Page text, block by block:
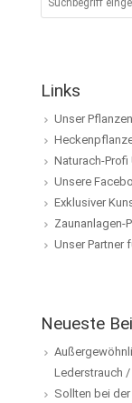
Links
Unser
Naturach-Profi
Unsere
Exklusiver
Zaunanlagen-
Unser Partner
Neueste
Lederstrauch /
Sollten bei